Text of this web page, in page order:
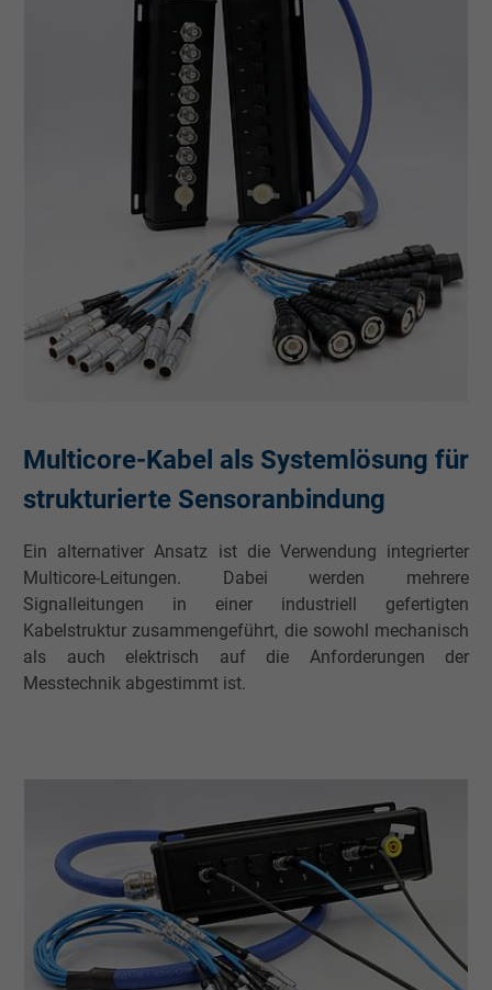
Multicore-Kabel als Systemlösung für
strukturierte Sensoranbindung
Ein alternativer Ansatz ist die Verwendung integrierter
Multicore-Leitungen. Dabei werden mehrere
Signalleitungen in einer industriell gefertigten
Kabelstruktur zusammengeführt, die sowohl mechanisch
als auch elektrisch auf die Anforderungen der
Messtechnik abgestimmt ist.